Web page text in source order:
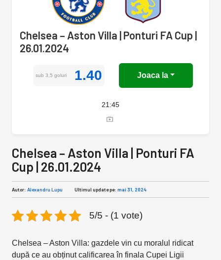
Chelsea – Aston Villa | Ponturi FA Cup |
26.01.2024
sub 3,5 goluri 1.40 Joaca la
21:45
Chelsea – Aston Villa | Ponturi FA
Cup | 26.01.2024
Autor: Alexandru Lupu Ultimul update pe: mai 31, 2024
5/5 - (1 vote)
Chelsea – Aston Villa: gazdele vin cu moralul ridicat
după ce au obținut calificarea în finala Cupei Ligii